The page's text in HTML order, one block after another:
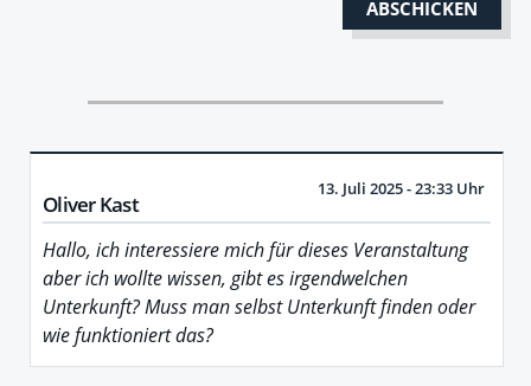
Oliver Kast
13. Juli 2025 - 23:33 Uhr
Hallo, ich interessiere mich für dieses Veranstaltung
aber ich wollte wissen, gibt es irgendwelchen
Unterkunft? Muss man selbst Unterkunft finden oder
wie funktioniert das?